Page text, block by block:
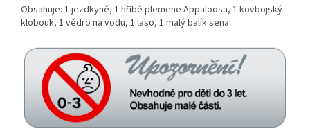
Obsahuje: 1 jezdkyně, 1 hříbě plemene Appaloosa, 1 kovbojský
klobouk, 1 vědro na vodu, 1 laso, 1 malý balík sena